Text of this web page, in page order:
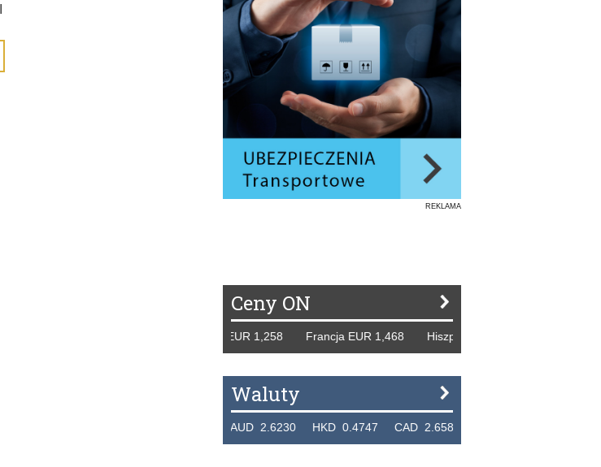
REKLAMA
Ceny ON
Tydzień 42/2019 r. Niemcy EUR 1,258 Francja EUR 1,468 Hiszpania EUR 1,229 WB GBP
Waluty
THB 0.1126 USD 3.7236 AUD 2.6230 HKD 0.4747 CAD 2.6581 NZD 2.1889 SGD